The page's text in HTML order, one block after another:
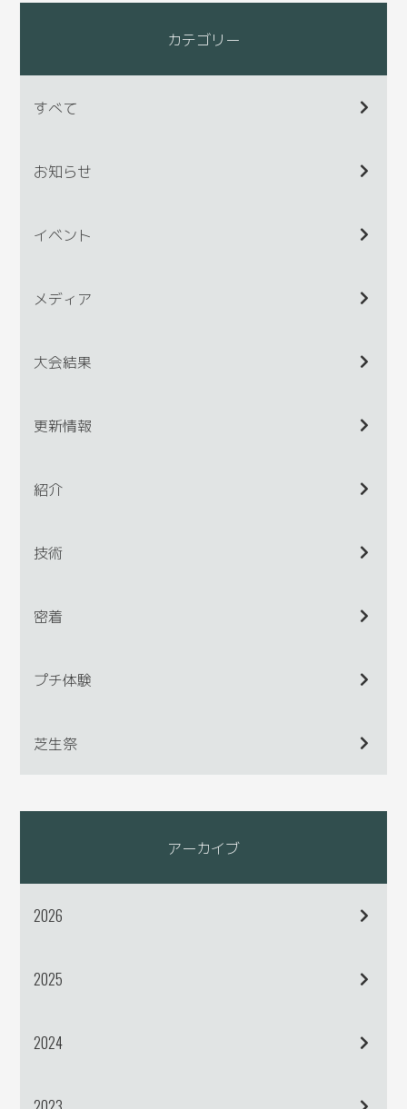
カテゴリー
すべて
お知らせ
イベント
メディア
大会結果
更新情報
紹介
技術
密着
プチ体験
芝生祭
アーカイブ
2026
2025
2024